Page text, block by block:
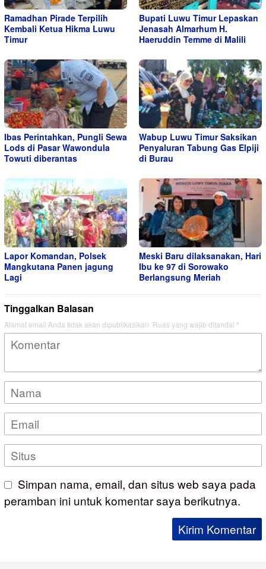
Ramadhan Pirade Terpilih
Kembali Ketua Hikma Luwu
Timur
Bupati Luwu Timur Lepaskan
Jenasah Almarhum H.
Haeruddin Temme di Malili
Ibas Perintahkan, Pungli Sewa
Lods di Pasar Wawondula
Towuti diberantas
Wabup Luwu Timur Saksikan
Penyaluran Tabung Gas Elpiji
di Burau
Lapor Komandan, Polsek
Mangkutana Panen jagung
Lagi
Meski Baru dilaksanakan, Hari
Ibu ke 97 di Sorowako
Berlangsung Meriah
Tinggalkan Balasan
Alamat email Anda tidak akan dipublikasikan. Ruas yang wajib ditandai *
Simpan nama, email, dan situs web saya pada
peramban ini untuk komentar saya berikutnya.